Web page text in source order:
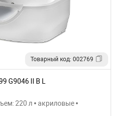
Товарный код: 002769
G9046 II B L
220 л • акриловые •